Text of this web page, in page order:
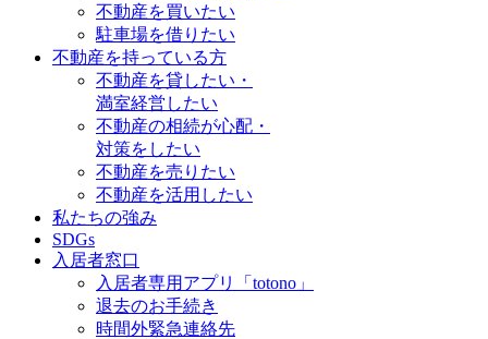
不動産を買いたい
駐車場を借りたい
不動産を持っている方
不動産を貸したい・
満室経営したい
不動産の相続が心配・
対策をしたい
不動産を売りたい
不動産を活用したい
私たちの強み
SDGs
入居者窓口
入居者専用アプリ「totono」
退去のお手続き
時間外緊急連絡先